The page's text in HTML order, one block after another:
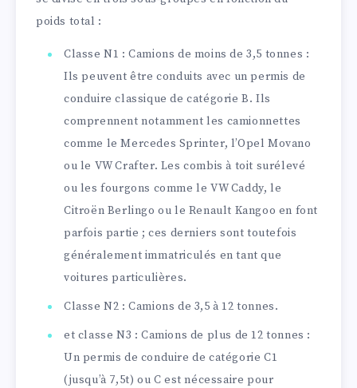
poids total :
Classe N1 : Camions de moins de 3,5 tonnes :
Ils peuvent être conduits avec un permis de
conduire classique de catégorie B. Ils
comprennent notamment les camionnettes
comme le Mercedes Sprinter, l’Opel Movano
ou le VW Crafter. Les combis à toit surélevé
ou les fourgons comme le VW Caddy, le
Citroën Berlingo ou le Renault Kangoo en font
parfois partie ; ces derniers sont toutefois
généralement immatriculés en tant que
voitures particulières.
Classe N2 : Camions de 3,5 à 12 tonnes.
et classe N3 : Camions de plus de 12 tonnes :
Un permis de conduire de catégorie C1
(jusqu’à 7,5t) ou C est nécessaire pour